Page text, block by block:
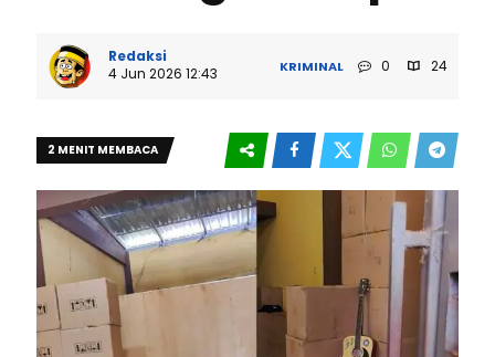
Redaksi
4 Jun 2026 12:43
KRIMINAL 0 24
2 MENIT MEMBACA